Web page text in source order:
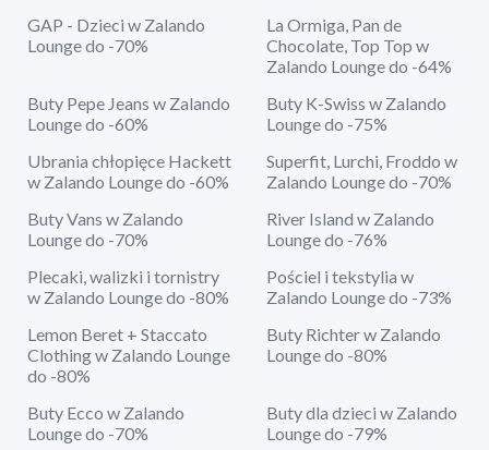
GAP - Dzieci w Zalando
Lounge do -70%
La Ormiga, Pan de
Chocolate, Top Top w
Zalando Lounge do -64%
Buty Pepe Jeans w Zalando
Lounge do -60%
Buty K-Swiss w Zalando
Lounge do -75%
Ubrania chłopięce Hackett
w Zalando Lounge do -60%
Superfit, Lurchi, Froddo w
Zalando Lounge do -70%
Buty Vans w Zalando
Lounge do -70%
River Island w Zalando
Lounge do -76%
Plecaki, walizki i tornistry
w Zalando Lounge do -80%
Pościel i tekstylia w
Zalando Lounge do -73%
Lemon Beret + Staccato
Clothing w Zalando Lounge
do -80%
Buty Richter w Zalando
Lounge do -80%
Buty Ecco w Zalando
Lounge do -70%
Buty dla dzieci w Zalando
Lounge do -79%